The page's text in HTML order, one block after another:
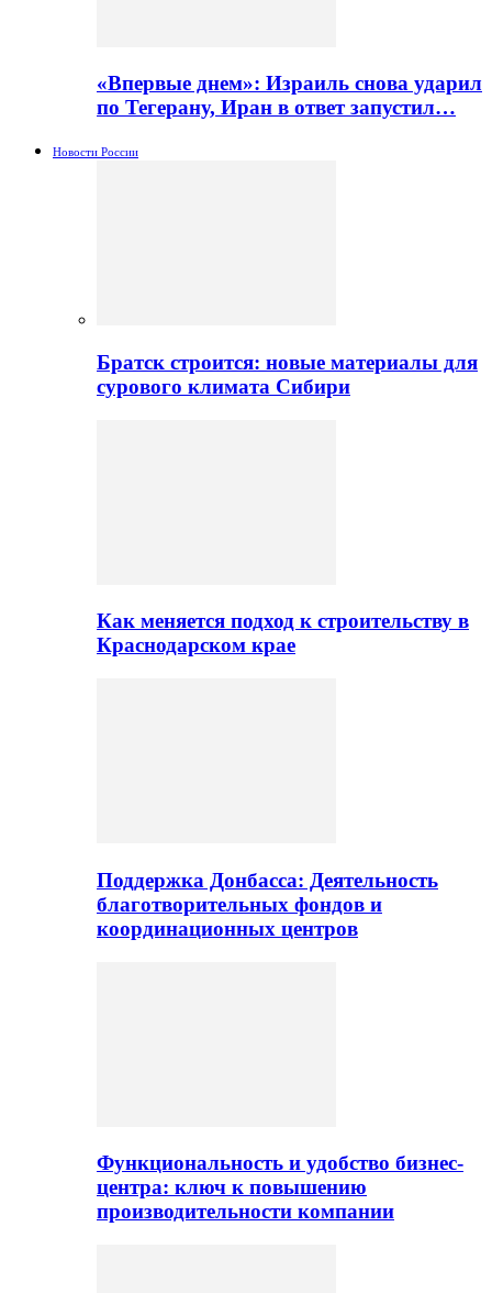
«Впервые днем»: Израиль снова ударил
по Тегерану, Иран в ответ запустил…
Новости России
Братск строится: новые материалы для
сурового климата Сибири
Как меняется подход к строительству в
Краснодарском крае
Поддержка Донбасса: Деятельность
благотворительных фондов и
координационных центров
Функциональность и удобство бизнес-
центра: ключ к повышению
производительности компании